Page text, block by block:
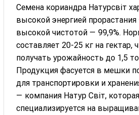
Семена кориандра Натурсвіт
высокой энергией
высокой чистотой — 99,9%.
составляет 20-25 кг на гектар,
получать урожайность до 1,5
Продукция фасуется в мешки
для транспортировки и
— компания Натур Світ, которая
специализируется на